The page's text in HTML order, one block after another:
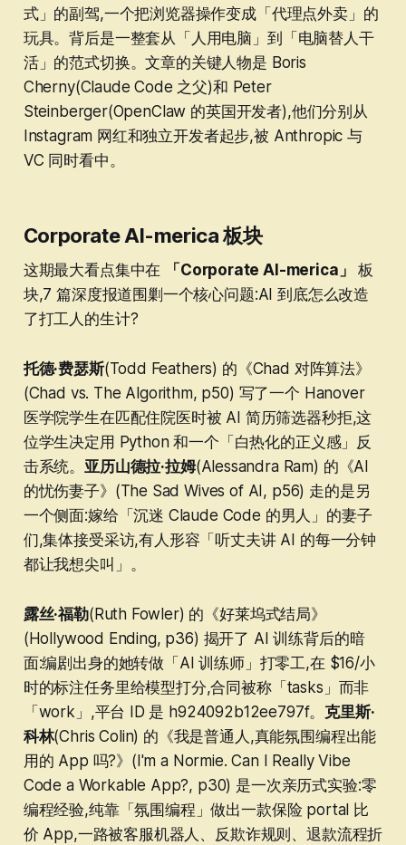
式」的副驾,一个把浏览器操作变成「代理点外卖」的
玩具。背后是一整套从「人用电脑」到「电脑替人干
活」的范式切换。文章的关键人物是 Boris
Cherny(Claude Code 之父)和 Peter
Steinberger(OpenClaw 的英国开发者),他们分别从
Instagram 网红和独立开发者起步,被 Anthropic 与
VC 同时看中。
Corporate AI-merica 板块
这期最大看点集中在 「Corporate AI-merica」
板
块,7 篇深度报道围剿一个核心问题:AI 到底怎么改造
了打工人的生计?
托德·费瑟斯(Todd Feathers) 的《Chad 对阵算法》
(Chad vs. The Algorithm, p50) 写了一个 Hanover
医学院学生在匹配住院医时被 AI 简历筛选器秒拒,这
位学生决定用 Python 和一个「白热化的正义感」反
击系统。亚历山德拉·拉姆(Alessandra Ram) 的《AI
的忧伤妻子》(The Sad Wives of AI, p56) 走的是另
一个侧面:嫁给「沉迷 Claude Code 的男人」的妻子
们,集体接受采访,有人形容「听丈夫讲 AI 的每一分钟
都让我想尖叫」。
露丝·福勒(Ruth Fowler) 的《好莱坞式结局》
(Hollywood Ending, p36) 揭开了 AI 训练背后的暗
面:编剧出身的她转做「AI 训练师」打零工,在 $16/小
时的标注任务里给模型打分,合同被称「tasks」而非
「work」,平台 ID 是 h924092b12ee797f。 克里斯·
科林(Chris Colin) 的《我是普通人,真能氛围编程出能
用的 App 吗?》(I'm a Normie. Can I Really Vibe
Code a Workable App?, p30) 是一次亲历式实验:零
编程经验,纯靠「氛围编程」做出一款保险 portal 比
价 App,一路被客服机器人、反欺诈规则、退款流程折